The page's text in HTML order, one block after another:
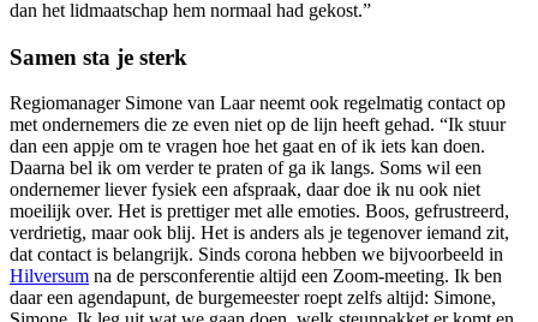
dan het lidmaatschap hem normaal had gekost.”
Samen sta je sterk
Regiomanager Simone van Laar neemt ook regelmatig contact op
met ondernemers die ze even niet op de lijn heeft gehad. “Ik stuur
dan een appje om te vragen hoe het gaat en of ik iets kan doen.
Daarna bel ik om verder te praten of ga ik langs. Soms wil een
ondernemer liever fysiek een afspraak, daar doe ik nu ook niet
moeilijk over. Het is prettiger met alle emoties. Boos, gefrustreerd,
verdrietig, maar ook blij. Het is anders als je tegenover iemand zit,
dat contact is belangrijk. Sinds corona hebben we bijvoorbeeld in
Hilversum na de persconferentie altijd een Zoom-meeting. Ik ben
daar een agendapunt, de burgemeester roept zelfs altijd: Simone,